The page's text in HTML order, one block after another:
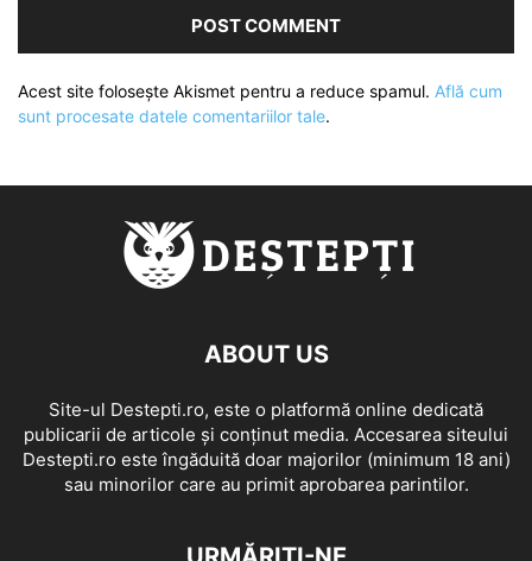
Acest site folosește Akismet pentru a reduce spamul. Află cum
sunt procesate datele comentariilor tale.
ABOUT US
Site-ul Destepti.ro, este o platformă online dedicată
publicarii de articole și conținut media. Accesarea siteului
Destepti.ro este îngăduită doar majorilor (minimum 18 ani)
sau minorilor care au primit aprobarea parintilor.